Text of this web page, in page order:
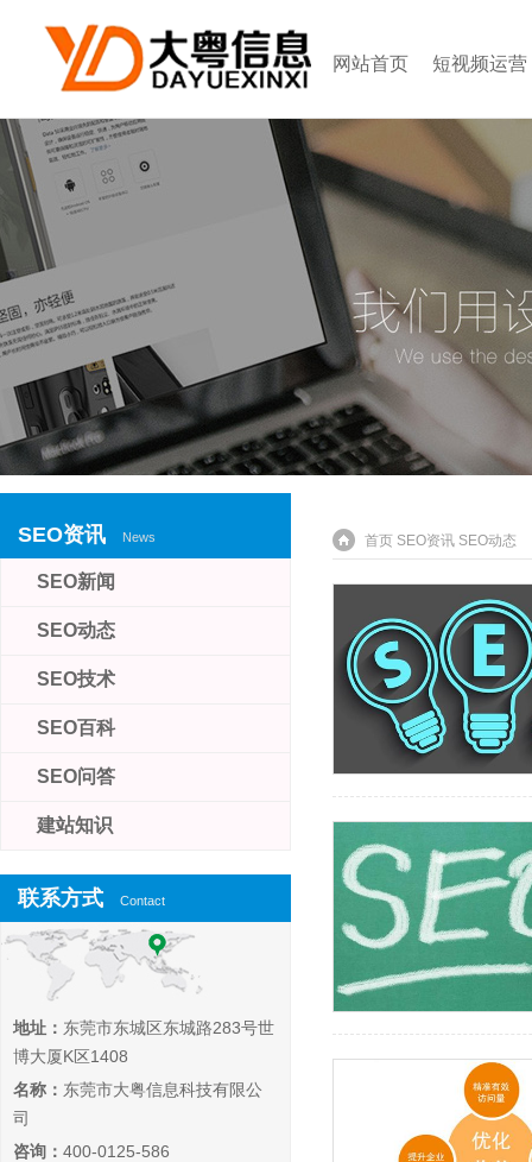
网站首页 短视频运营
首页 SEO资讯 SEO动态
SEO资讯 News
SEO新闻
SEO动态
SEO技术
SEO百科
SEO问答
建站知识
联系方式 Contact
地址： 东莞市东城区东城路283号世
博大厦K区1408
名称： 东莞市大粤信息科技有限公
司
咨询： 400-0125-586